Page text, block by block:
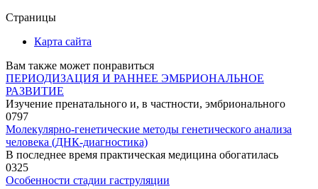
Страницы
Карта сайта
Вам также может понравиться
ПЕРИОДИЗАЦИЯ И РАННЕЕ ЭМБРИОНАЛЬНОЕ
РАЗВИТИЕ
Изучение пренатального и, в частности, эмбрионального
0797
Молекулярно-генетические методы генетического анализа
человека (ДНК-диагностика)
В последнее время практическая медицина обогатилась
0325
Особенности стадии гаструляции